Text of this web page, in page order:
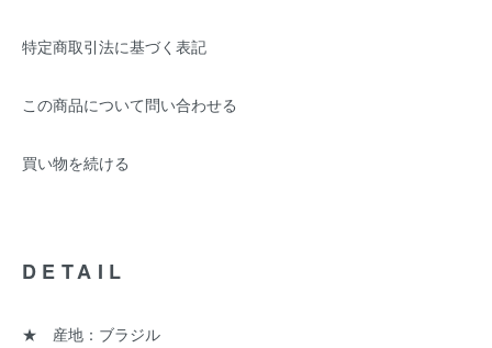
特定商取引法に基づく表記
この商品について問い合わせる
買い物を続ける
DETAIL
★ 産地：ブラジル